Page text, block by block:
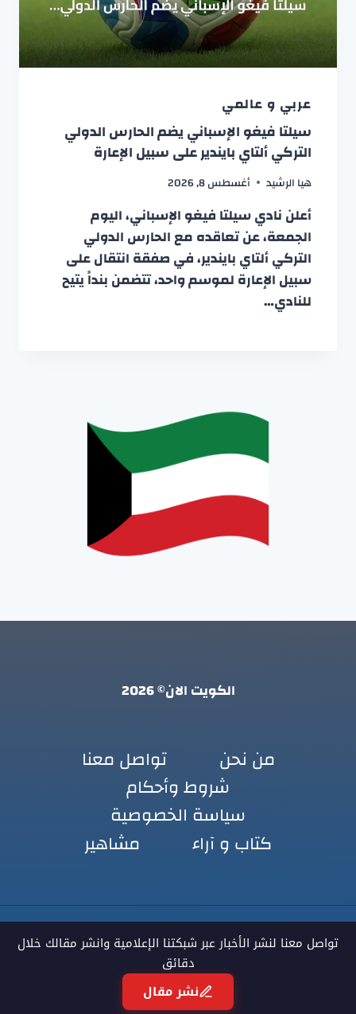
عربي و عالمي
سيلتا فيغو الإسباني يضم الحارس الدولي
التركي ألتاي بايندير على سبيل الإعارة
هيا الرشيد أغسطس 8, 2026
أعلن نادي سيلتا فيغو الإسباني، اليوم
الجمعة، عن تعاقده مع الحارس الدولي
التركي ألتاي بايندير، في صفقة انتقال على
سبيل الإعارة لموسم واحد، تتضمن بنداً يتيح
للنادي…
الكويت الان© 2026
من نحن
تواصل معنا
شروط وأحكام
سياسة الخصوصية
كتاب و آراء
مشاهير
تواصل معنا لنشر الأخبار عبر شبكتنا الإعلامية وانشر مقالك خلال
دقائق
نشر مقال